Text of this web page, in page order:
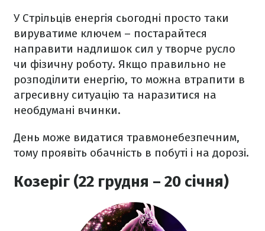
У Стрільців енергія сьогодні просто таки
вируватиме ключем – постарайтеся
направити надлишок сил у творче русло
чи фізичну роботу. Якщо правильно не
розподілити енергію, то можна втрапити в
агресивну ситуацію та наразитися на
необдумані вчинки.
День може видатися травмонебезпечним,
тому проявіть обачність в побуті і на дорозі.
Козеріг (22 грудня – 20 січня)